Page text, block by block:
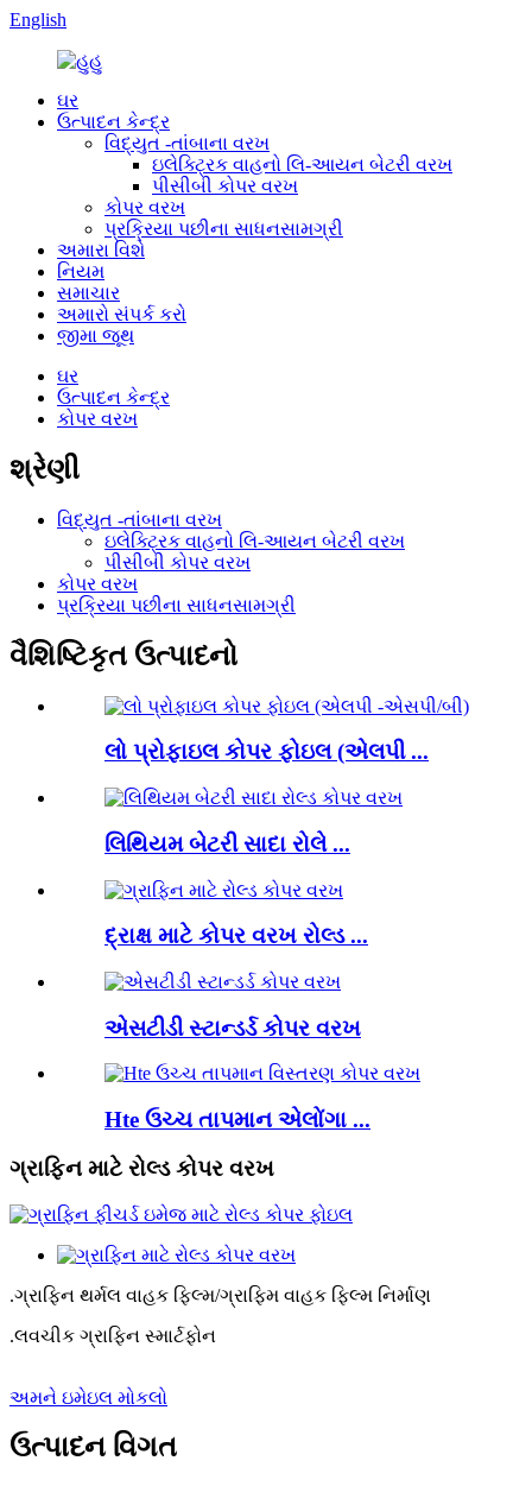
English
ઘર
ઉત્પાદન કેન્દ્ર
વિદ્યુત -તાંબાના વરખ
ઇલેક્ટ્રિક વાહનો લિ-આયન બેટરી વરખ
પીસીબી કોપર વરખ
કોપર વરખ
પ્રક્રિયા પછીના સાધનસામગ્રી
અમારા વિશે
નિયમ
સમાચાર
અમારો સંપર્ક કરો
જીમા જૂથ
ઘર
ઉત્પાદન કેન્દ્ર
કોપર વરખ
શ્રેણી
વિદ્યુત -તાંબાના વરખ
ઇલેક્ટ્રિક વાહનો લિ-આયન બેટરી વરખ
પીસીબી કોપર વરખ
કોપર વરખ
પ્રક્રિયા પછીના સાધનસામગ્રી
વૈશિષ્ટિકૃત ઉત્પાદનો
લો પ્રોફાઇલ કોપર ફોઇલ (એલપી ...
લિથિયમ બેટરી સાદા રોલે ...
દ્રાક્ષ માટે કોપર વરખ રોલ્ડ ...
એસટીડી સ્ટાન્ડર્ડ કોપર વરખ
Hte ઉચ્ચ તાપમાન એલોંગા ...
ગ્રાફિન માટે રોલ્ડ કોપર વરખ
.ગ્રાફિન થર્મલ વાહક ફિલ્મ/ગ્રાફિમ વાહક ફિલ્મ નિર્માણ
.લવચીક ગ્રાફિન સ્માર્ટફોન
અમને ઇમેઇલ મોકલો
ઉત્પાદન વિગત